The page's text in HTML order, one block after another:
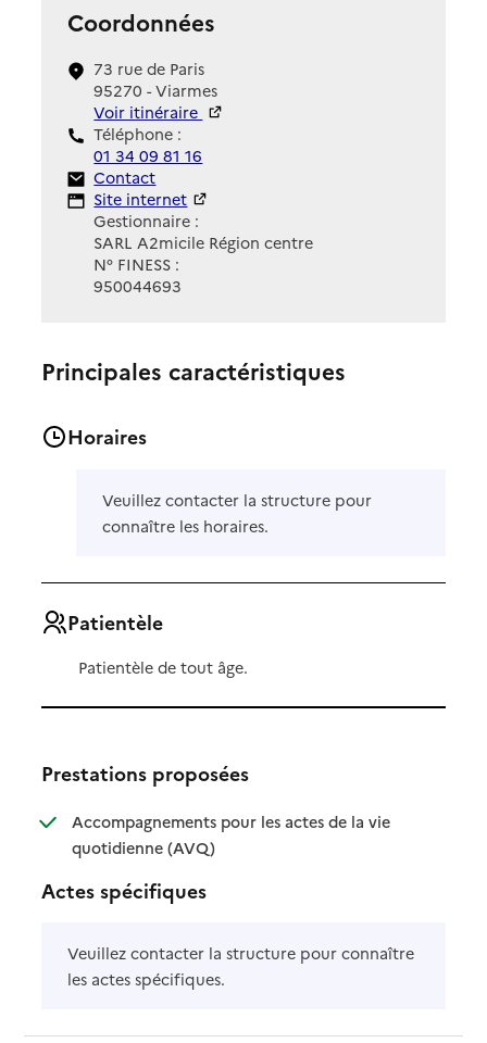
Coordonnées
73 rue de Paris
95270 - Viarmes
Voir itinéraire
Téléphone :
01 34 09 81 16
Contact
Contact
Site Internet
Site internet
Gestionnaire :
SARL A2micile Région centre
N° FINESS :
950044693
Principales caractéristiques
Horaires
Veuillez contacter la structure pour
connaître les horaires.
Patientèle
Patientèle de tout âge.
Prestations proposées
Accompagnements pour les actes de la vie
quotidienne (AVQ): disponible
: non disponible
Actes spécifiques
Veuillez contacter la structure pour connaître
les actes spécifiques.